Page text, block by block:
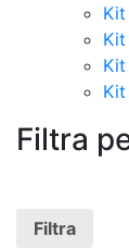
Filtra
Filtra